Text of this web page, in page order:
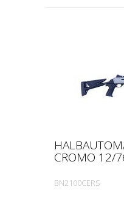
CROMO 12/
BN2100CERS